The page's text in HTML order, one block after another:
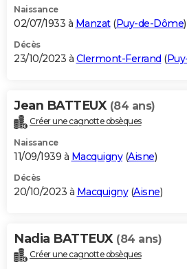
Naissance
02/07/1933 à Manzat(Puy-de-Dôme)
Décès
23/10/2023 à Clermont-Ferrand (
Jean BATTEUX (84 ans)
Créer une cagnotte obsèques
Naissance
11/09/1939 à Macquigny(Aisne)
Décès
20/10/2023 à Macquigny(Aisne)
Nadia BATTEUX (84 ans)
Créer une cagnotte obsèques